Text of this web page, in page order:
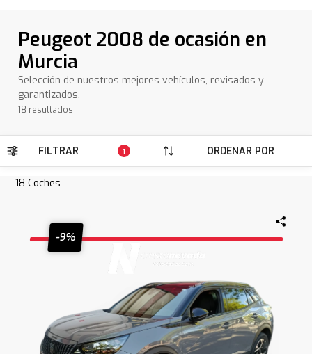
Peugeot 2008 de ocasión en
Murcia
Selección de nuestros mejores vehículos, revisados y
garantizados.
18 resultados
FILTRAR 1 ORDENAR POR
18 Coches
-9%